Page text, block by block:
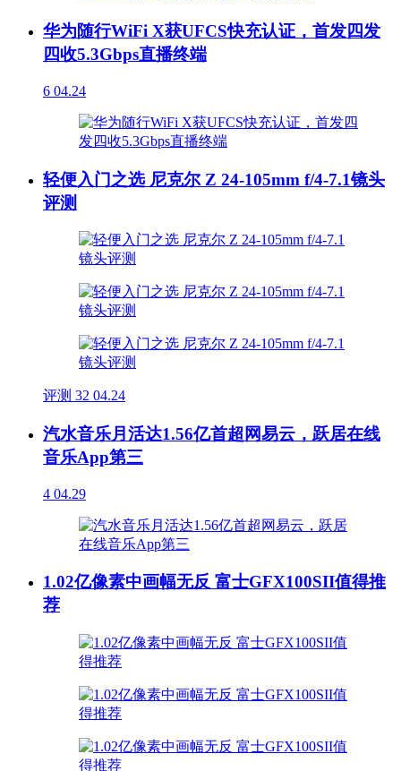
华为随行WiFi X获UFCS快充认证，首发四发
四收5.3Gbps直播终端
6 04.24
轻便入门之选 尼克尔 Z 24-105mm f/4-7.1镜头
评测
评测 32 04.24
汽水音乐月活达1.56亿首超网易云，跃居在线
音乐App第三
4 04.29
1.02亿像素中画幅无反 富士GFX100SII值得推
荐